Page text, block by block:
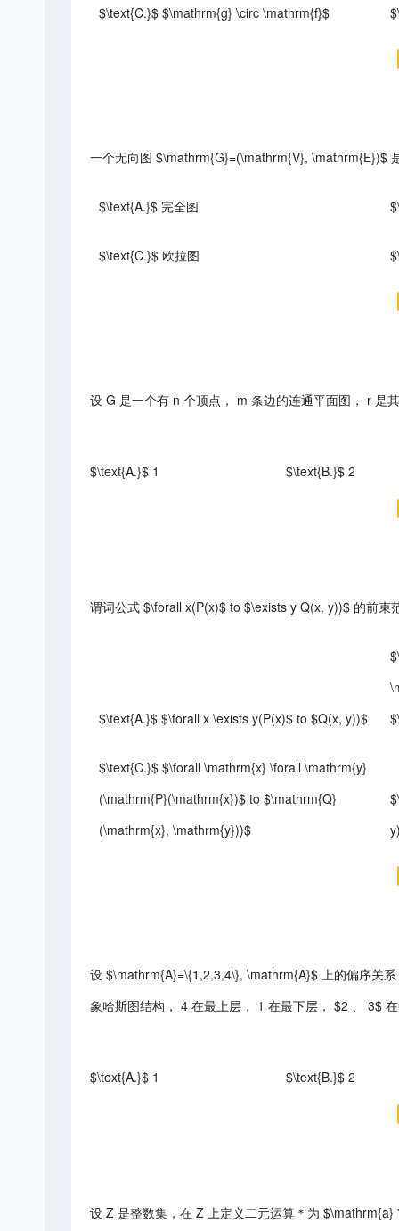
$\text{C.}$ $\mathrm{g} \circ \mathrm{f}$
一个无向图 $\mathrm{G}=(\mathrm{V}, \mathrm{E})$
$\text{A.}$ 完全图
$\text{C.}$ 欧拉图
设 G 是一个有 n 个顶点， m 条边的连通平面图， r
$\text{A.}$ 1 $\text{B.}$ 2
谓词公式 $\forall x(P(x)$ to $\exists y Q(x, y))$ 的前束
$\text{A.}$ $\forall x \exists y(P(x)$ to $Q(x, y))$
$\text{C.}$ $\forall \mathrm{x} \forall \mathrm{y}
(\mathrm{P}(\mathrm{x})$ to $\mathrm{Q}
(\mathrm{x}, \mathrm{y}))$
设 $\mathrm{A}=\{1,2,3,4\}, \mathrm{A}$ 上的偏序关
象哈斯图结构， 4 在最上层， 1 在最下层， $2 、 3$
$\text{A.}$ 1 $\text{B.}$ 2
设 Z 是整数集，在 Z 上定义二元运算＊为